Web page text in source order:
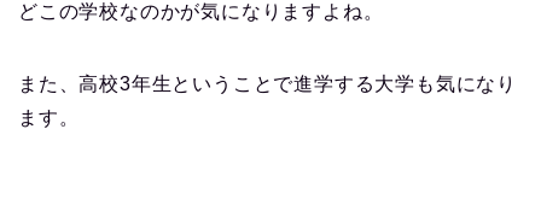
どこの学校なのかが気になりますよね。
また、高校3年生ということで進学する大学も気になり
ます。